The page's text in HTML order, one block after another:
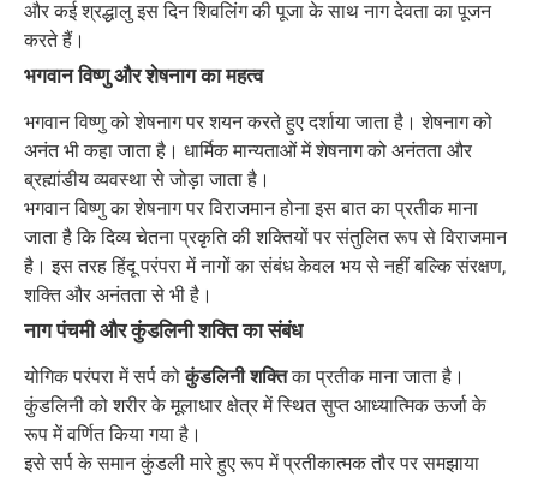
और कई श्रद्धालु इस दिन शिवलिंग की पूजा के साथ नाग देवता का पूजन
करते हैं।
भगवान विष्णु और शेषनाग का महत्व
भगवान विष्णु को शेषनाग पर शयन करते हुए दर्शाया जाता है। शेषनाग को
अनंत भी कहा जाता है। धार्मिक मान्यताओं में शेषनाग को अनंतता और
ब्रह्मांडीय व्यवस्था से जोड़ा जाता है।
भगवान विष्णु का शेषनाग पर विराजमान होना इस बात का प्रतीक माना
जाता है कि दिव्य चेतना प्रकृति की शक्तियों पर संतुलित रूप से विराजमान
है। इस तरह हिंदू परंपरा में नागों का संबंध केवल भय से नहीं बल्कि संरक्षण,
शक्ति और अनंतता से भी है।
नाग पंचमी और कुंडलिनी शक्ति का संबंध
योगिक परंपरा में सर्प कोकुंडलिनी शक्तिका प्रतीक माना जाता है।
कुंडलिनी को शरीर के मूलाधार क्षेत्र में स्थित सुप्त आध्यात्मिक ऊर्जा के
रूप में वर्णित किया गया है।
इसे सर्प के समान कुंडली मारे हुए रूप में प्रतीकात्मक तौर पर समझाया